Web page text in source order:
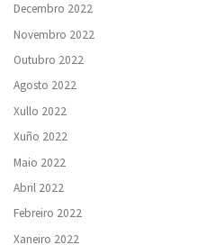
Decembro 2022
Novembro 2022
Outubro 2022
Agosto 2022
Xullo 2022
Xuño 2022
Maio 2022
Abril 2022
Febreiro 2022
Xaneiro 2022